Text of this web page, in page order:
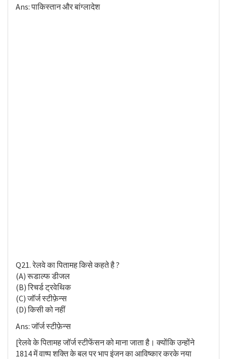
Ans: पाकिस्तान और बांग्लादेश
Q21. रेलवे का पितामह किसे कहते है ?
(A) रूडाल्फ डीजल
(B) रिचर्ड ट्रवेथिक
(C) जॉर्ज स्टीफ़ेन्स
(D) किसी को नहीं
Ans: जॉर्ज स्टीफ़ेन्स
[रेलवे के पितामह जॉर्ज स्टीफेंसन को माना जाता है। क्योंकि उन्होंने
1814 में वाष्प शक्ति के बल पर भाप इंजन का आविष्कार करके नया